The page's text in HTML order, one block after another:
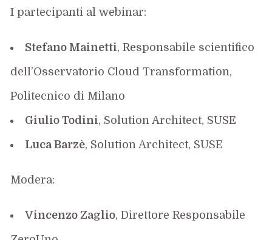
I partecipanti al webinar:
Stefano Mainetti, Responsabile scientifico
dell’Osservatorio Cloud Transformation,
Politecnico di Milano
Giulio Todini, Solution Architect, SUSE
Luca Barzè, Solution Architect, SUSE
Modera:
Vincenzo Zaglio, Direttore Responsabile